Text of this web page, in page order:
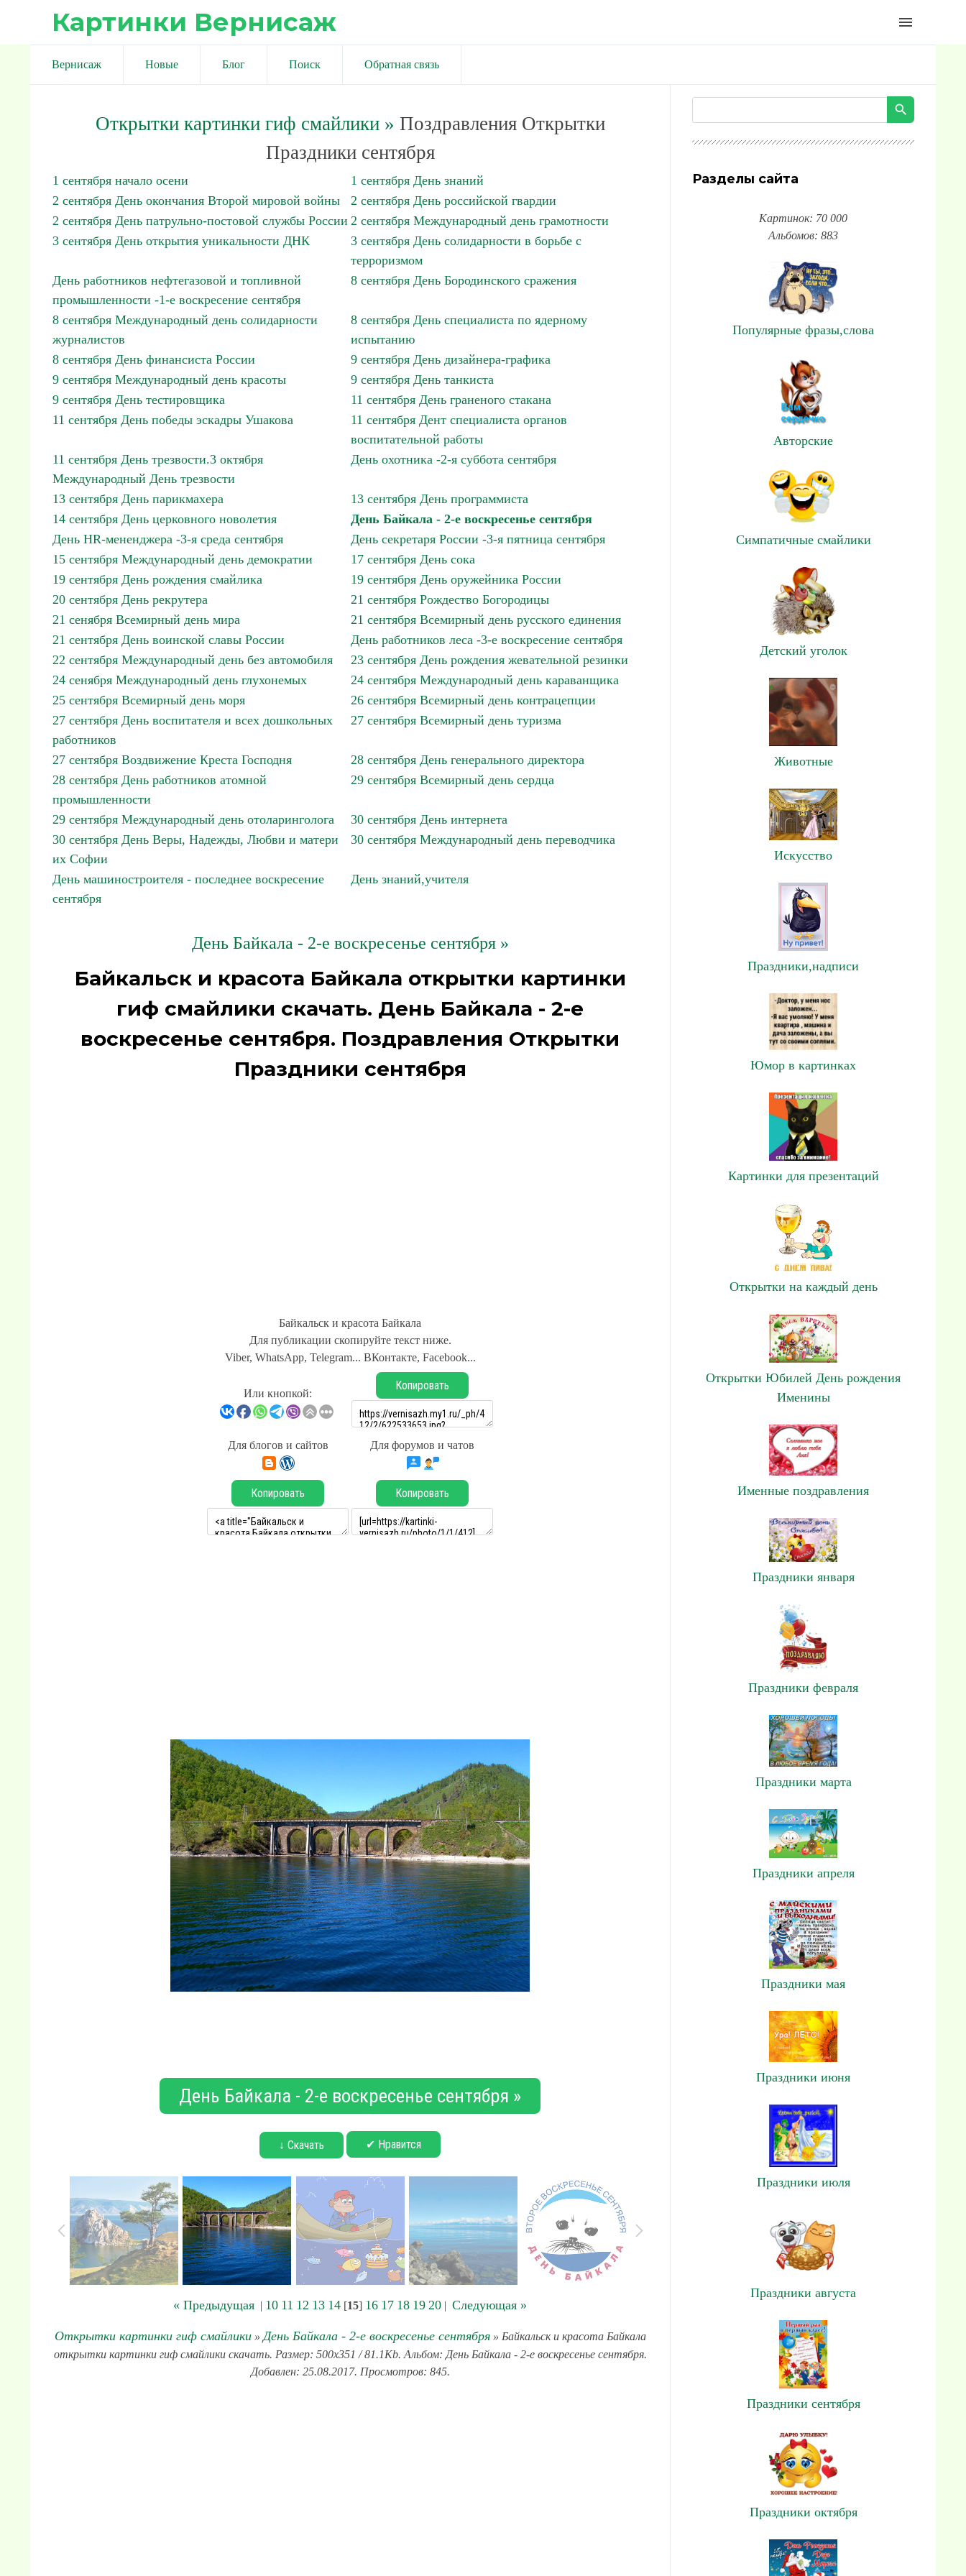
Картинки Вернисаж menu
Вернисаж Новые Блог Поиск Обратная связь
Открытки картинки гиф смайлики» Поздравления Открытки
Праздники сентября
1 сентября начало осени
1 сентября День знаний
2 сентября День окончания Второй мировой войны
2 сентября День российской гвардии
2 сентября День патрульно-постовой службы России 2 сентября Международный день грамотности
3 сентября День открытия уникальности ДНК
3 сентября День солидарности в борьбе с
терроризмом
День работников нефтегазовой и топливной
промышленности -1-е воскресение сентября
8 сентября День Бородинского сражения
8 сентября Международный день солидарности
журналистов
8 сентября День специалиста по ядерному
испытанию
8 сентября День финансиста России
9 сентября День дизайнера-графика
9 сентября Международный день красоты
9 сентября День танкиста
9 сентября День тестировщика
11 сентября День граненого стакана
11 сентября День победы эскадры Ушакова
11 сентября Дент специалиста органов
воспитательной работы
11 сентября День трезвости.3 октября
Международный День трезвости
День охотника -2-я суббота сентября
13 сентября День парикмахера
13 сентября День программиста
14 сентября День церковного новолетия
День Байкала - 2-е воскресенье сентября
День HR-мененджера -3-я среда сентября
День секретаря России -3-я пятница сентября
15 сентября Международный день демократии
17 сентября День сока
19 сентября День рождения смайлика
19 сентября День оружейника России
20 сентября День рекрутера
21 сентября Рождество Богородицы
21 сенября Всемирный день мира
21 сентября Всемирный день русского единения
21 сентября День воинской славы России
День работников леса -3-е воскресение сентября
22 сентября Международный день без автомобиля
23 сентября День рождения жевательной резинки
24 сенября Международный день глухонемых
24 сентября Международный день караванщика
25 сентября Всемирный день моря
26 сентября Всемирный день контрацепции
27 сентября День воспитателя и всех дошкольных
работников
27 сентября Всемирный день туризма
27 сентября Воздвижение Креста Господня
28 сентября День генерального директора
28 сентября День работников атомной
промышленности
29 сентября Всемирный день сердца
29 сентября Международный день отоларинголога
30 сентября День интернета
30 сентября День Веры, Надежды, Любви и матери
их Софии
30 сентября Международный день переводчика
День машиностроителя - последнее воскресение
сентября
День знаний,учителя
День Байкала - 2-е воскресенье сентября »
Байкальск и красота Байкала открытки картинки
гиф смайлики скачать. День Байкала - 2-е
воскресенье сентября. Поздравления Открытки
Праздники сентября
Байкальск и красота Байкала
Для публикации скопируйте текст ниже.
Viber, WhatsApp, Telegram... ВКонтакте, Facebook...
Или кнопкой:
Копировать
Для блогов и сайтов Для форумов и чатов
Копировать Копировать
День Байкала - 2-е воскресенье сентября »
↓ Скачать ✔ Нравится
« Предыдущая | 10 11 12 13 14 [15] 16 17 18 19 20 | Следующая »
Открытки картинки гиф смайлики» День Байкала - 2-е воскресенье сентября» Байкальск и красота Байкала
открытки картинки гиф смайлики скачать. Размер: 500x351 / 81.1Kb. Альбом: День Байкала - 2-е воскресенье сентября.
Добавлен: 25.08.2017. Просмотров: 845.
Разделы сайта
Картинок: 70 000
Альбомов: 883
Популярные фразы,слова
Авторские
Симпатичные смайлики
Детский уголок
Животные
Искусство
Праздники,надписи
Юмор в картинках
Картинки для презентаций
Открытки на каждый день
Открытки Юбилей День рождения
Именины
Именные поздравления
Праздники января
Праздники февраля
Праздники марта
Праздники апреля
Праздники мая
Праздники июня
Праздники июля
Праздники августа
Праздники сентября
Праздники октября